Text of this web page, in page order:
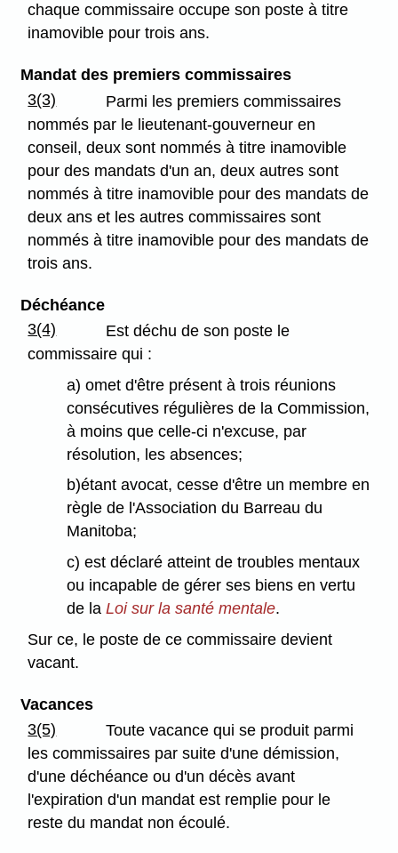
chaque commissaire occupe son poste à titre
inamovible pour trois ans.
Mandat des premiers commissaires
3(3)
Parmi les premiers commissaires
nommés par le lieutenant-gouverneur en
conseil, deux sont nommés à titre inamovible
pour des mandats d'un an, deux autres sont
nommés à titre inamovible pour des mandats de
deux ans et les autres commissaires sont
nommés à titre inamovible pour des mandats de
trois ans.
Déchéance
3(4)
Est déchu de son poste le
commissaire qui :
a) omet d'être présent à trois réunions
consécutives régulières de la Commission,
à moins que celle-ci n'excuse, par
résolution, les absences;
b)étant avocat, cesse d'être un membre en
règle de l'Association du Barreau du
Manitoba;
c) est déclaré atteint de troubles mentaux
ou incapable de gérer ses biens en vertu
de laLoi sur la santé mentale.
Sur ce, le poste de ce commissaire devient
vacant.
Vacances
3(5)
Toute vacance qui se produit parmi
les commissaires par suite d'une démission,
d'une déchéance ou d'un décès avant
l'expiration d'un mandat est remplie pour le
reste du mandat non écoulé.